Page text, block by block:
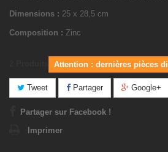
Dimensions : 25 x 28,5 cm
Composition : Zinc
Attention : dernières pièces
Tweet Partager Google+
Partager sur Facebook !
Imprimer